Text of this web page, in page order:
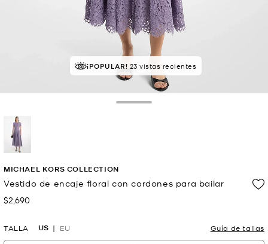
¡POPULAR! 23 vistas recientes
MICHAEL KORS COLLECTION
Vestido de encaje floral con cordones para bailar
Ahora
$2,690
TALLA US EU Guía de tallas